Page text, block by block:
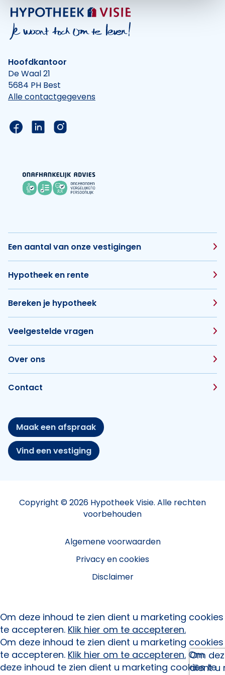
Hoofdkantoor
De Waal 21
5684 PH Best
Alle contactgegevens
Link naar de Facebook pagina van Hypotheek
Link naar de LinkedIn pagina van
Link naar de Instagram pagina van
Een aantal van onze vestigingen
Hypotheek en rente
Bereken je hypotheek
Veelgestelde vragen
Over ons
Contact
Maak een afspraak
Vind een vestiging
Copyright © 2026 Hypotheek Visie. Alle rechten
voorbehouden
Algemene voorwaarden
Privacy en cookies
Disclaimer
Om
dient u
Om deze inhoud te zien dient u marketing cookies
te accepteren. Klik hier om te accepteren.
Om deze inhoud te zien dient u marketing cookies
te accepteren. Klik hier om te accepteren. Om
deze inhoud te zien dient u marketing cookies te